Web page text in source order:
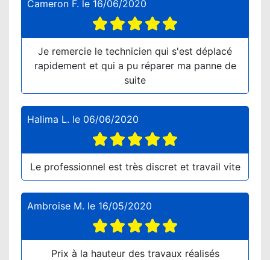
Cameron F. le 16/06/2020
Je remercie le technicien qui s'est déplacé
rapidement et qui a pu réparer ma panne de
suite
Halima L. le 06/06/2020
Le professionnel est très discret et travail vite
Ambroise M. le 16/05/2020
Prix à la hauteur des travaux réalisés